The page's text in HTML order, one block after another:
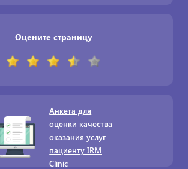
Оцените страницу
Анкета для
оценки качества
оказания услуг
пациенту IRM
Clinic